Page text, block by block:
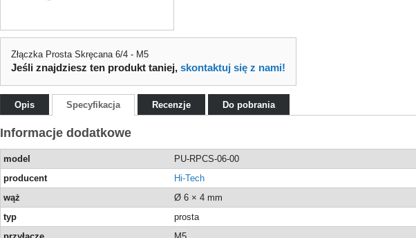
Złączka Prosta Skręcana 6/4 - M5
Jeśli znajdziesz ten produkt taniej,skontaktuj się z nami!
Opis Specyfikacja Recenzje Do pobrania
Informacje dodatkowe
model
PU-RPCS-06-00
producent
Hi-Tech
wąż
Ø 6 × 4 mm
typ
prosta